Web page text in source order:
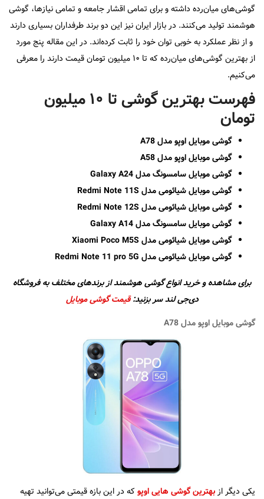
گوشی‌های میان‌رده داشته و برای تمامی اقشار جامعه و تمامی نیازها، گوشی
هوشمند تولید می‌کنند. در بازار ایران نیز این دو برند طرفداران بسیاری دارند
و از نظر عملکرد به خوبی توان خود را ثابت کرده‌اند. در این مقاله پنج مورد
از بهترین گوشی‌های میان‌رده که تا ۱۰ میلیون تومان قیمت دارند را معرفی
می‌کنیم.
فهرست بهترین گوشی تا ۱۰ میلیون
تومان
گوشی موبایل اوپو مدل A78
گوشی موبایل اوپو مدل A58
گوشی موبایل سامسونگ مدلGalaxy A24
گوشی موبایل شیائومی مدل Redmi Note 11S
گوشی موبایل شیائومی مدل Redmi Note 12S
گوشی موبایل سامسونگ مدلGalaxy A14
گوشی موبایل شیائومی مدل Xiaomi Poco M5S
گوشی موبایل شیائومی مدل Redmi Note 11 pro 5G
برای مشاهده و خرید انواع گوشی هوشمند از برندهای مختلف به فروشگاه
دی‌جی لند سر بزنید:قیمت گوشی موبایل
گوشی موبایل اوپو مدل A78
یکی دیگر از بهترین گوشی‌ هایی اوپو که در این بازه قیمتی می‌توانید تهیه